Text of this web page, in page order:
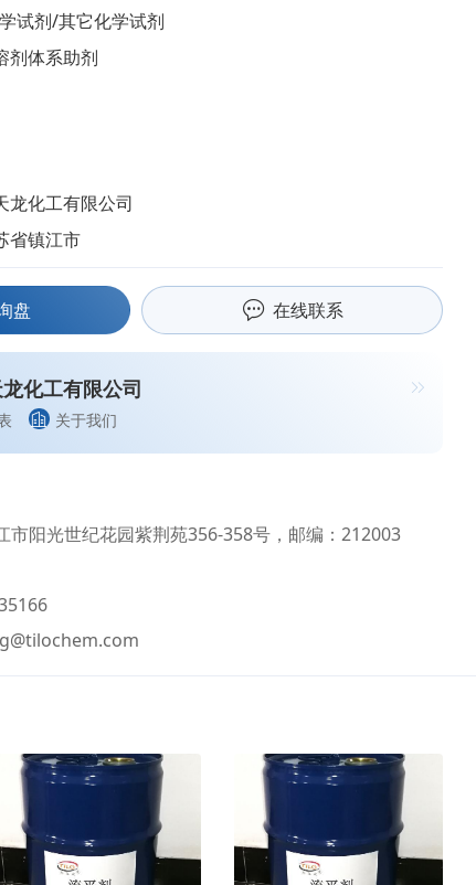
试剂/其它化学试剂
剂体系助剂
龙化工有限公司
省镇江市
盘 在线联系
化工有限公司
关于我们
市阳光世纪花园紫荆苑356-358号，邮编：212003